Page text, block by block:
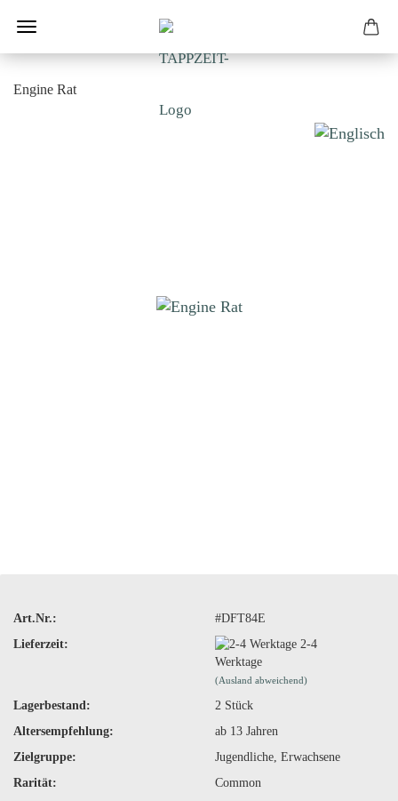
Engine Rat
Art.Nr.:
#DFT84E
Lieferzeit:
2-4
Werktage
(Ausland abweichend)
Lagerbestand: 2 Stück
Altersempfehlung:
ab 13 Jahren
Zielgruppe:
Jugendliche, Erwachsene
Rarität:
Common